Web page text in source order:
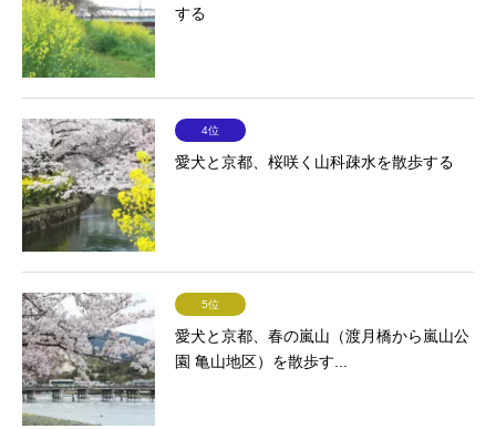
する
4位
愛犬と京都、桜咲く山科疎水を散歩する
5位
愛犬と京都、春の嵐山（渡月橋から嵐山公
園 亀山地区）を散歩す...